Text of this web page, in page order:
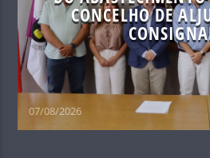
CONCELHO DE
07/08/2026